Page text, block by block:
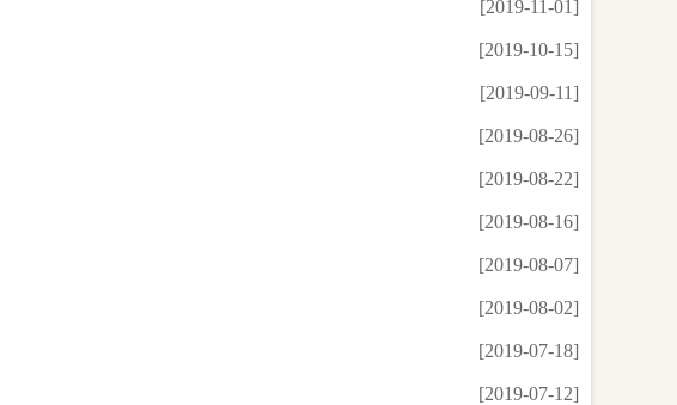
[2019-11-01]
[2019-10-15]
[2019-09-11]
[2019-08-26]
[2019-08-22]
[2019-08-16]
[2019-08-07]
[2019-08-02]
[2019-07-18]
[2019-07-12]